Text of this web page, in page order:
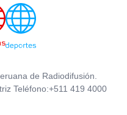
de Radiodifusión.
Teléfono:+511 419 4000